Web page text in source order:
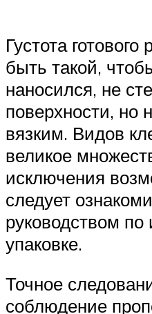
Густота
быть такой,
наносился, не
поверхности, но
вязким. Видов
великое
исключения
следует
руководством
упаковке.
Точное
соблюдение